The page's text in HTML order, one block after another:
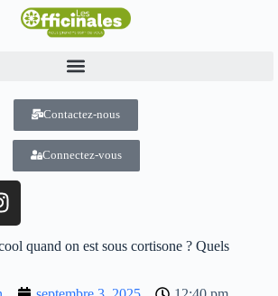
Contactez-nous
Connectez-vous
quand on est sous cortisone ? Quels